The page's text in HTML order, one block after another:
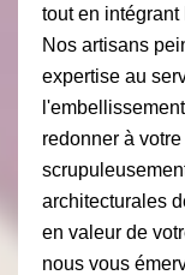
tout en
Nos artisans
expertise au
redonner à
architecturales
en valeur de
nous vous